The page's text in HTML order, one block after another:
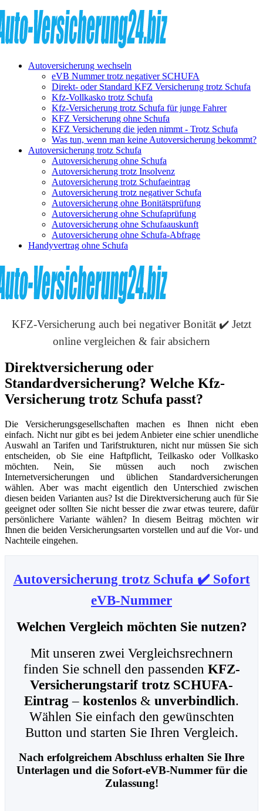
Autoversicherung wechseln
eVB Nummer trotz negativer SCHUFA
Direkt- oder Standard KFZ Versicherung trotz Schufa
Kfz-Vollkasko trotz Schufa
Kfz-Versicherung trotz Schufa für junge Fahrer
KFZ Versicherung ohne Schufa
KFZ Versicherung die jeden nimmt - Trotz Schufa
Was tun, wenn man keine Autoversicherung bekommt?
Autoversicherung trotz Schufa
Autoversicherung ohne Schufa
Autoversicherung trotz Insolvenz
Autoversicherung trotz Schufaeintrag
Autoversicherung trotz negativer Schufa
Autoversicherung ohne Bonitätsprüfung
Autoversicherung ohne Schufaprüfung
Autoversicherung ohne Schufaauskunft
Autoversicherung ohne Schufa-Abfrage
Handyvertrag ohne Schufa
KFZ-Versicherung auch bei negativer Bonität ✔️ Jetzt
online vergleichen & fair absichern
Direktversicherung oder
Standardversicherung? Welche Kfz-
Versicherung trotz Schufa passt?
Die Versicherungsgesellschaften machen es Ihnen nicht eben
einfach. Nicht nur gibt es bei jedem Anbieter eine schier unendliche
Auswahl an Tarifen und Tarifstrukturen, nicht nur müssen Sie sich
entscheiden, ob Sie eine Haftpflicht, Teilkasko oder Vollkasko
möchten. Nein, Sie müssen auch noch zwischen
Internetversicherungen und üblichen Standardversicherungen
wählen. Aber was macht eigentlich den Unterschied zwischen
diesen beiden Varianten aus? Ist die Direktversicherung auch für Sie
geeignet oder sollten Sie nicht besser die zwar etwas teurere, dafür
persönlichere Variante wählen? In diesem Beitrag möchten wir
Ihnen die beiden Versicherungsarten vorstellen und auf die Vor- und
Nachteile eingehen.
Autoversicherung trotz Schufa ✔️ Sofort
eVB-Nummer
Welchen Vergleich möchten Sie nutzen?
Mit unseren zwei Vergleichsrechnern
finden Sie schnell den passenden KFZ-
Versicherungstarif trotz SCHUFA-
Eintrag – kostenlos & unverbindlich.
Wählen Sie einfach den gewünschten
Button und starten Sie Ihren Vergleich.
Nach erfolgreichem Abschluss erhalten Sie Ihre
Unterlagen und die Sofort-eVB-Nummer für die
Zulassung!